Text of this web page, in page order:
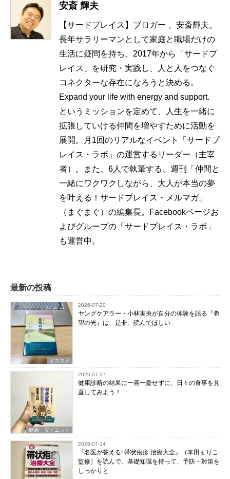
安斎 輝夫
【サードプレイス】ブロガー 、安斎輝夫。
長年サラリーマンとして家庭と職場だけの
生活に疑問を持ち、2017年から「サードプ
レイス」を研究・実践し、人と人をつなぐ
コネクターな存在になろうと決める。
Expand your life with energy and support.
というミッションを定めて、人生を一緒に
拡張していける仲間を増やすために活動を
展開。月1回のリアルなイベント「サードプ
レイス・ラボ」の運営するリーダー（主宰
者）。また、6人で執筆する、週刊「仲間と
一緒にワクワクしながら、大人が本当の夢
を叶える！サードプレイス・メルマガ」
（まぐまぐ）の編集長。Facebookページお
よびグループの「サードプレイス・ラボ」
も運営中。
最新の投稿
オススメ
2026-07-20
ヤングケアラー・小林実央が自分の体験を語る『希
望の光』は、是非、読んでほしい
健康 ダイエット
2026-07-17
健康診断の結果に一喜一憂せずに、日々の食事を見
直してみよう！
2026-07-14
『名医が答える! 帯状疱疹 治療大全』（本田まりこ
監修）を読んで、基礎知識を持って、予防・対策を
しっかりと